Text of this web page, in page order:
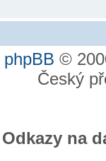
phpBB ©
Český
Odkazy na